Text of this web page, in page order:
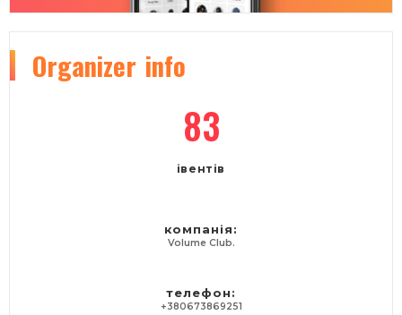
Organizer info
83
івентів
компанія:
Volume Club.
телефон:
+380673869251